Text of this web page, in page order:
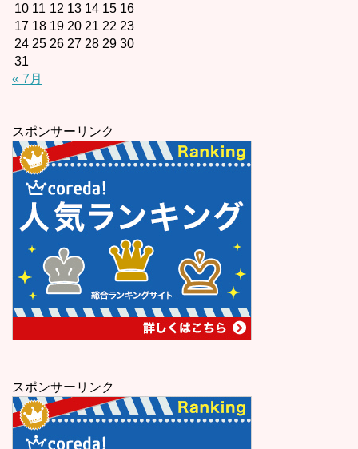
10 11 12 13 14 15 16
17 18 19 20 21 22 23
24 25 26 27 28 29 30
31
« 7月
スポンサーリンク
スポンサーリンク